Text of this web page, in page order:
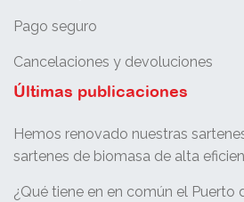
Pago seguro
Cancelaciones y devoluciones
Últimas publicaciones
Hemos renovado nuestras
sartenes de biomasa de alta
¿Qué tiene en en común el Puerto